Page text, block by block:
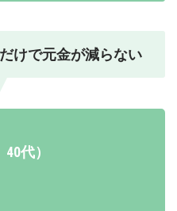
けで元金が減らない
代）